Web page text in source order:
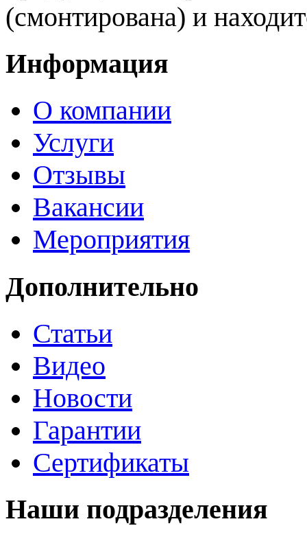
(смонтирована) и
Информация
О компании
Услуги
Отзывы
Вакансии
Мероприятия
Дополнительно
Статьи
Видео
Новости
Гарантии
Сертификаты
Наши подразделения